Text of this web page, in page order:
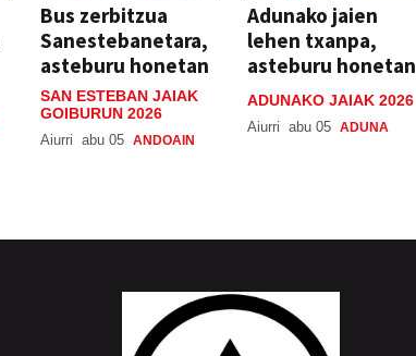
Bus zerbitzua
Sanestebanetara,
asteburu honetan
SAN ESTEBAN JAIAK
GOIBURUN 2026
Aiurri abu 05 ANDOAIN
Adunako jaien
lehen txanpa,
asteburu honetan
ADUNAKO JAIAK 2026
Aiurri abu 05 ADUNA